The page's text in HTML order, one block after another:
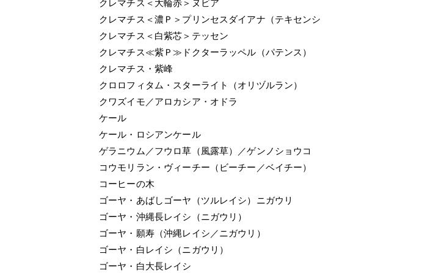
クレマチス＜大輪赤＞ヌビア
クレマチス＜濃Ｐ＞プリンセスダイアナ（テキセンシ
クレマチス＜白紫芯＞テッセン
クレマチス≪紫Ｐ≫ドクターラッペル（パテンス）
クレマチス・紫峰
クロロフィタム・スターライト（オリヅルラン）
クワズイモ／アロカシア・オドラ
ケール
ケール・ロシアンケール
ゲラニウム／フウロ草（風露草）／ゲンノショウコ
コウモリラン・ヴィーチー（ビーチー／ベイチー）
コーヒーの木
ゴーヤ・あばしゴーヤ（ツルレイシ）ニガウリ
ゴーヤ・沖縄長レイシ（ニガウリ）
ゴーヤ・願寿（沖縄レイシ／ニガウリ）
ゴーヤ・白レイシ（ニガウリ）
ゴーヤ・白大長レイシ